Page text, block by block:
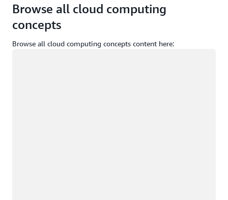
Browse all cloud computing
concepts
Browse all cloud computing concepts content here: